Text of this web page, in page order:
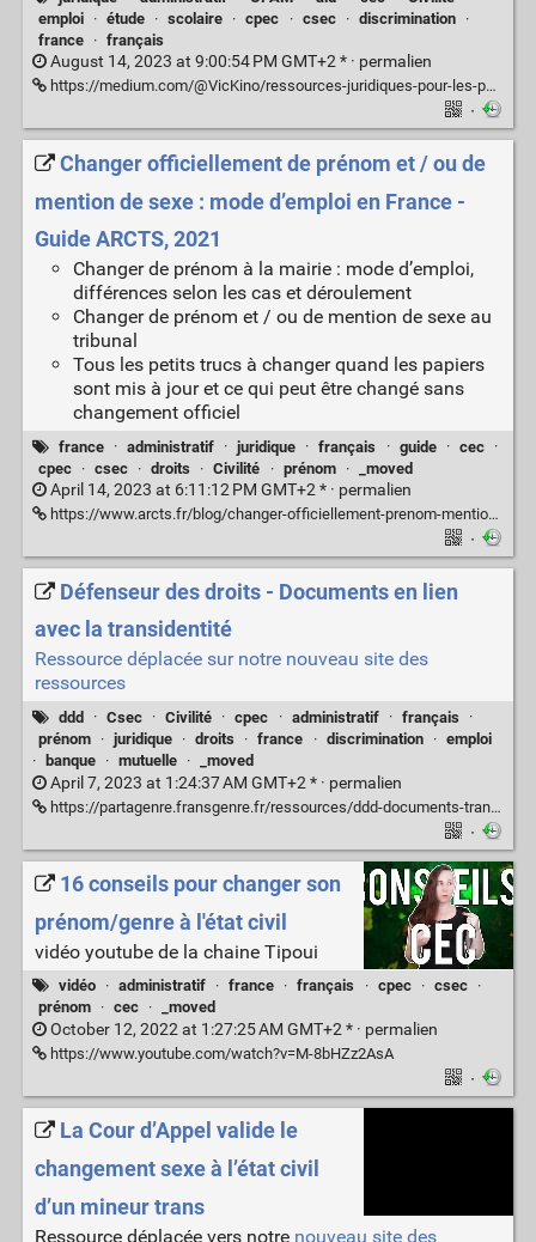
emploi
· étude · scolaire · cpec · csec · discrimination
·
france
· français
August 14, 2023 at 9:00:54 PM GMT+2 * · permalien
https://medium.com/@VicKino/ressources-juridiques-pour-les-personnes-trans-eb5cf26bf44f
·
Changer officiellement de prénom et / ou de
mention de sexe : mode d’emploi en France -
Guide ARCTS, 2021
Changer de prénom à la mairie : mode d’emploi,
différences selon les cas et déroulement
Changer de prénom et / ou de mention de sexe au
tribunal
Tous les petits trucs à changer quand les papiers
sont mis à jour et ce qui peut être changé sans
changement officiel
france · administratif · juridique · français · guide · cec
·
cpec
· csec · droits · Civilité · prénom · _moved
April 14, 2023 at 6:11:12 PM GMT+2 * · permalien
https://www.arcts.fr/blog/changer-officiellement-prenom-mention-de-sexe-france/
·
Défenseur des droits - Documents en lien
avec la transidentité
Ressource déplacée sur notre nouveau site des
ressources
ddd · Csec · Civilité · cpec · administratif · français
·
prénom
· juridique · droits · france · discrimination · emploi
·
banque · mutuelle · _moved
April 7, 2023 at 1:24:37 AM GMT+2 * · permalien
https://partagenre.fransgenre.fr/ressources/ddd-documents-transidentite
·
16 conseils pour changer son
prénom/genre à l'état civil
vidéo youtube de la chaine Tipoui
vidéo · administratif · france · français · cpec · csec
·
prénom
· cec · _moved
October 12, 2022 at 1:27:25 AM GMT+2 * · permalien
https://www.youtube.com/watch?v=M-8bHZz2AsA
·
La Cour d’Appel valide le
changement sexe à l’état civil
d’un mineur trans
Ressource déplacée vers notre nouveau site des